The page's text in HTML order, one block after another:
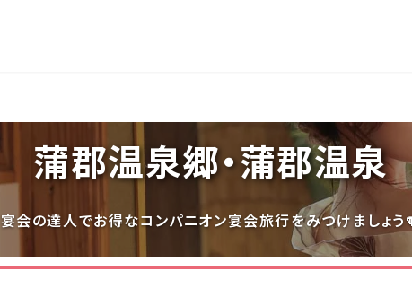
越後湯沢
宮城県(8) 福島県(26)
関東
栃木県(17)
群馬県(25)
千葉県(14)
神奈川県
蒲郡温泉郷・蒲郡温泉
宴会の達人でお得なコンパニオン宴会旅行をみつけましょう